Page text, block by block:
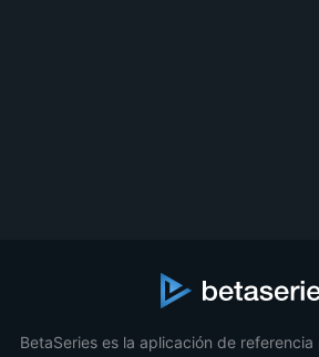
BetaSeries es la aplicación de